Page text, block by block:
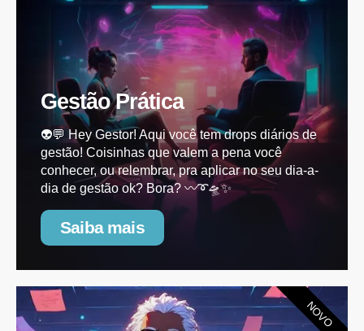
Gestão Prática
👽💬 Hey Gestor! Aqui você tem drops diários de
gestão! Coisinhas que valem a pena você
conhecer, ou relembrar, pra aplicar no seu dia-a-
dia de gestão ok? Bora? 〰️➰🛸✨
Saiba mais
NOVO